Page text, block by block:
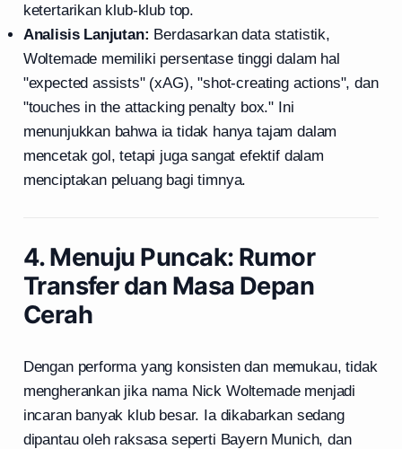
ketertarikan klub-klub top.
Analisis Lanjutan: Berdasarkan data statistik,
Woltemade memiliki persentase tinggi dalam hal
"expected assists" (xAG), "shot-creating actions", dan
"touches in the attacking penalty box." Ini
menunjukkan bahwa ia tidak hanya tajam dalam
mencetak gol, tetapi juga sangat efektif dalam
menciptakan peluang bagi timnya.
4. Menuju Puncak: Rumor
Transfer dan Masa Depan
Cerah
Dengan performa yang konsisten dan memukau, tidak
mengherankan jika nama Nick Woltemade menjadi
incaran banyak klub besar. Ia dikabarkan sedang
dipantau oleh raksasa seperti Bayern Munich, dan